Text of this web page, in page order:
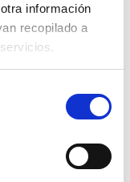
información
recopilado a